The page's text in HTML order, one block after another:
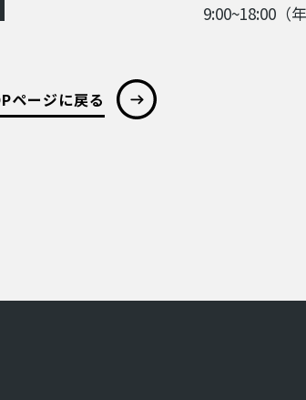
9:00~18:00（
ページに戻る